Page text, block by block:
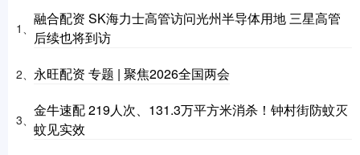
1、
融合配资 SK海力士高管访问光州半导体用地 三星高管
后续也将到访
2、 永旺配资 专题 | 聚焦2026全国两会
3、
金牛速配 219人次、131.3万平方米消杀！钟村街防蚊灭
蚊见实效